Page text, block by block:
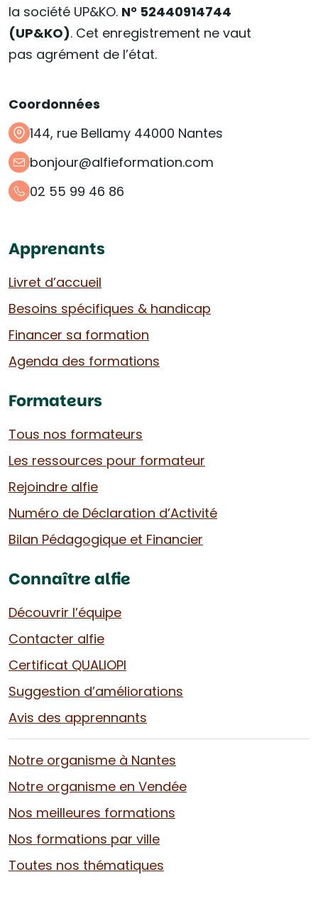
la société UP&KO. N° 52440914744
(UP&KO). Cet enregistrement ne vaut
pas agrément de l’état.
Coordonnées
144, rue Bellamy 44000 Nantes
bonjour@alfieformation.com
02 55 99 46 86
Apprenants
Livret d’accueil
Besoins spécifiques & handicap
Financer sa formation
Agenda des formations
Formateurs
Tous nos formateurs
Les ressources pour formateur
Rejoindre alfie
Numéro de Déclaration d’Activité
Bilan Pédagogique et Financier
Connaître alfie
Découvrir l’équipe
Contacter alfie
Certificat QUALIOPI
Suggestion d’améliorations
Avis des apprennants
Notre organisme à Nantes
Notre organisme en Vendée
Nos meilleures formations
Nos formations par ville
Toutes nos thématiques